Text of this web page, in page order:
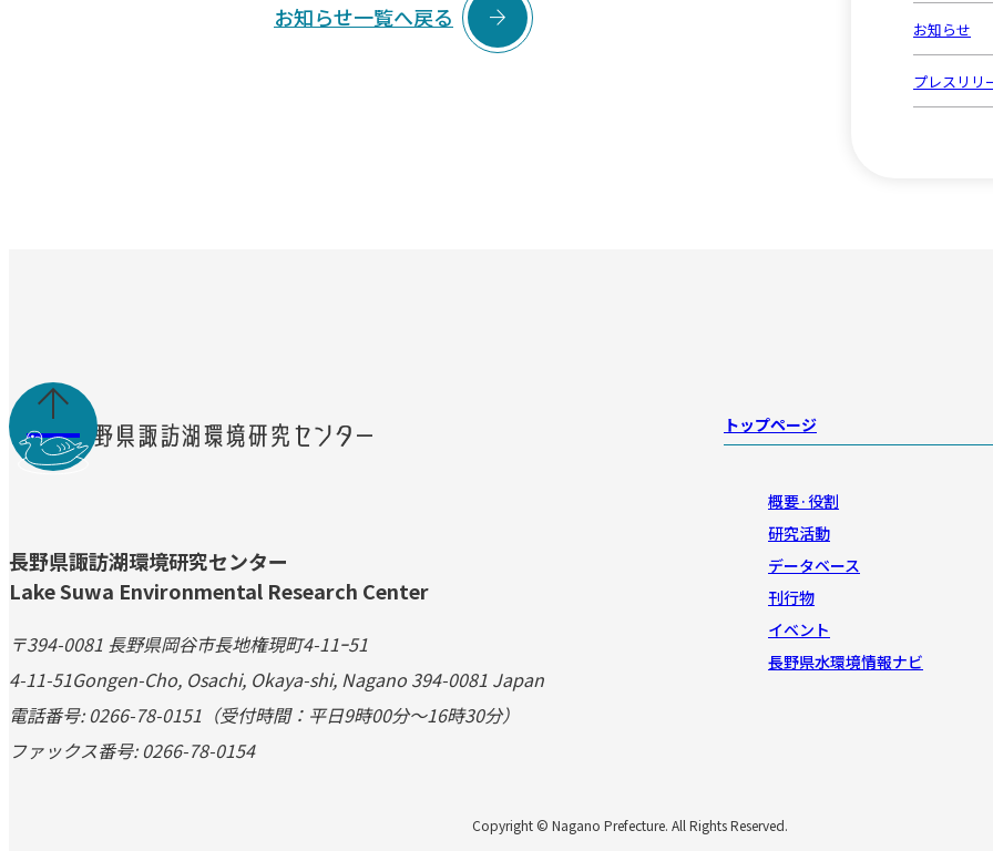
お知らせ一覧へ戻る  お知らせ
プレスリリ

長野県諏訪湖環境研究センター
Lake Suwa Environmental Research Center
〒394-0081 長野県岡谷市長地権現町4-11ｰ51
4-11-51Gongen-Cho, Osachi, Okaya-shi, Nagano 394-0081 Japan
電話番号: 0266-78-0151（受付時間：平日9時00分～16時30分）
ファックス番号: 0266-78-0154
トップページ
概要·役割
研究活動
データベース
刊行物
イベント
長野県水環境情報ナビ
Copyright © Nagano Prefecture. All Rights Reserved.